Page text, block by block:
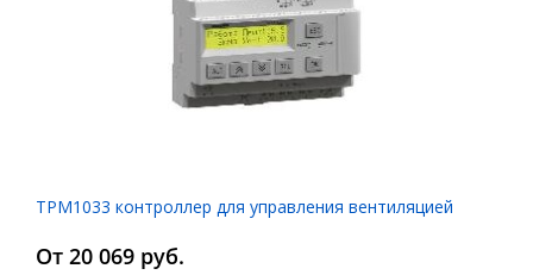
ТРМ1033 контроллер для управления вентиляцией
От 20 069 руб.